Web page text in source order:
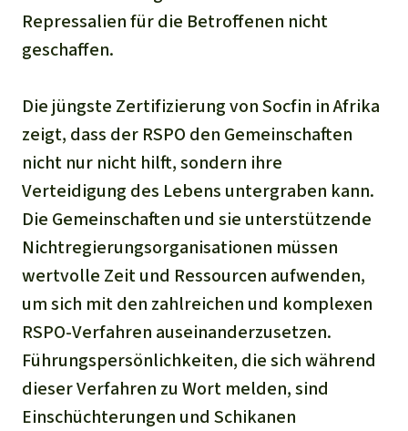
Repressalien für die Betroffenen nicht
geschaffen.
Die jüngste Zertifizierung von Socfin in Afrika
zeigt, dass der RSPO den Gemeinschaften
nicht nur nicht hilft, sondern ihre
Verteidigung des Lebens untergraben kann.
Die Gemeinschaften und sie unterstützende
Nichtregierungsorganisationen müssen
wertvolle Zeit und Ressourcen aufwenden,
um sich mit den zahlreichen und komplexen
RSPO-Verfahren auseinanderzusetzen.
Führungspersönlichkeiten, die sich während
dieser Verfahren zu Wort melden, sind
Einschüchterungen und Schikanen